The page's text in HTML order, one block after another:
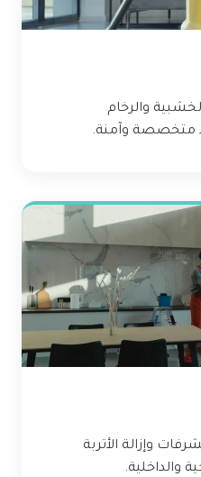
والرخام
متخصصة وآمنة.
وإزالة الأتربة
والداخلية.